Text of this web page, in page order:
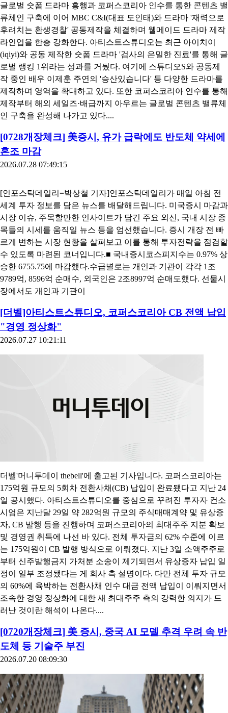
글로벌 숏폼 드라마 흥행과 코퍼스코리아 인수를 통한 콘텐츠 밸
류체인 구축에 이어 MBC C&I(대표 도인태)와 드라마 '재력으로
후려치는 환생경찰' 공동제작을 체결하며 웰메이드 드라마 제작
라인업을 한층 강화한다. 아티스트스튜디오는 최근 아이치이
(iqiyi)와 공동 제작한 숏폼 드라마 '검사의 은밀한 진료'를 통해 글
로벌 랭킹 1위라는 성과를 거뒀다. 여기에 스튜디오S와 공동제
작 중인 배우 이제훈 주연의 '승산있습니다' 등 다양한 드라마를
제작하며 영역을 확대하고 있다. 또한 코퍼스코리아 인수를 통해
제작부터 해외 세일즈·배급까지 아우르는 글로벌 콘텐츠 밸류체
인 구축을 완성해 나가고 있다....
[0728개장체크] 美증시, 유가 급락에도 반도체 약세에
혼조 마감
2026.07.28 07:49:15
목들의 시세를 움직일 뉴스 등을 엄선했습니다. 증시 개장 전 빠
르게 변하는 시장 현황을 살펴보고 이를 통해 투자전략을 점검할
수 있도록 마련된 코너입니다.■ 국내증시코스피지수는 0.97% 상
승한 6755.75에 마감했다.수급별로는 개인과 기관이 각각 1조
"경영 정상화"
2026.07.27 10:21:11
더벨'머니투데이 thebell'에 출고된 기사입니다. 코퍼스코리아는
175억원 규모의 5회차 전환사채(CB) 납입이 완료됐다고 지난 24
일 공시했다. 아티스트스튜디오를 중심으로 꾸려진 투자자 컨소
자, CB 발행 등을 진행하며 코퍼스코리아의 최대주주 지분 확보
및 경영권 취득에 나선 바 있다. 전체 투자금의 62% 수준에 이르
는 175억원이 CB 발행 방식으로 이뤄졌다. 지난 3일 소액주주로